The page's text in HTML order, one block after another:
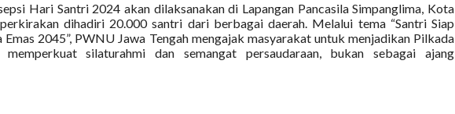
Hari Santri 2024 akan dilaksanakan di Lapangan Pancasila Simpanglima, Kota
dihadiri 20.000 santri dari berbagai daerah. Melalui tema “Santri Siap
Emas 2045”, PWNU Jawa Tengah mengajak masyarakat untuk menjadikan Pilkada
memperkuat silaturahmi dan semangat persaudaraan, bukan sebagai ajang